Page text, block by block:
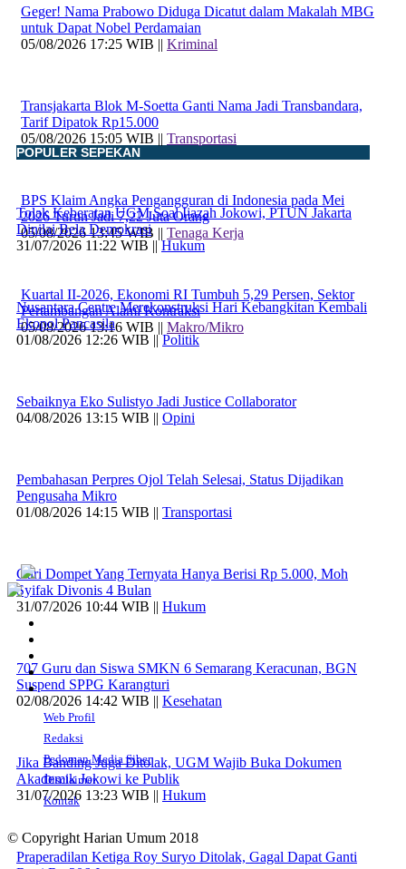
Geger! Nama Prabowo Diduga Dicatut dalam Makalah MBG
untuk Dapat Nobel Perdamaian
05/08/2026 17:25 WIB || Kriminal
Transjakarta Blok M-Soetta Ganti Nama Jadi Transbandara,
Tarif Dipatok Rp15.000
05/08/2026 15:05 WIB || Transportasi
BPS Klaim Angka Pengangguran di Indonesia pada Mei
2026 Turun Jadi 7,22 Juta Orang
05/08/2026 13:45 WIB || Tenaga Kerja
Kuartal II-2026, Ekonomi RI Tumbuh 5,29 Persen, Sektor
Pertambangan Alami Kontraksi
05/08/2026 13:16 WIB || Makro/Mikro
POPULER SEPEKAN
Tolak Keberatan UGM Soal Ijazah Jokowi, PTUN Jakarta
Dinilai Bela Demokrasi
31/07/2026 11:22 WIB ||Hukum
Nusantara Centre Merekonstruksi Hari Kebangkitan Kembali
Ekopol Pancasila
01/08/2026 12:26 WIB ||Politik
Sebaiknya Eko Sulistyo Jadi Justice Collaborator
04/08/2026 13:15 WIB || Opini
Pembahasan Perpres Ojol Telah Selesai, Status Dijadikan
Pengusaha Mikro
01/08/2026 14:15 WIB || Transportasi
Curi Dompet Yang Ternyata Hanya Berisi Rp 5.000, Moh
Syifak Divonis 4 Bulan
31/07/2026 10:44 WIB || Hukum
707 Guru dan Siswa SMKN 6 Semarang Keracunan, BGN
Suspend SPPG Karangturi
02/08/2026 14:42 WIB || Kesehatan
Jika Banding Juga Ditolak, UGM Wajib Buka Dokumen
Akademik Jokowi ke Publik
31/07/2026 13:23 WIB || Hukum
Praperadilan Ketiga Roy Suryo Ditolak, Gagal Dapat Ganti
Web Profil
Redaksi
Pedoman Media Siber
Disclaimer
Kontak
© Copyright Harian Umum 2018